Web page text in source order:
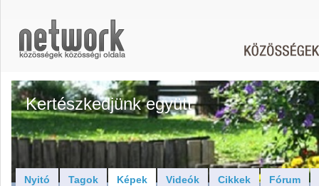
Kertészkedjünk együtt
Nyitó Tagok Képek Videók Cikkek Fórum